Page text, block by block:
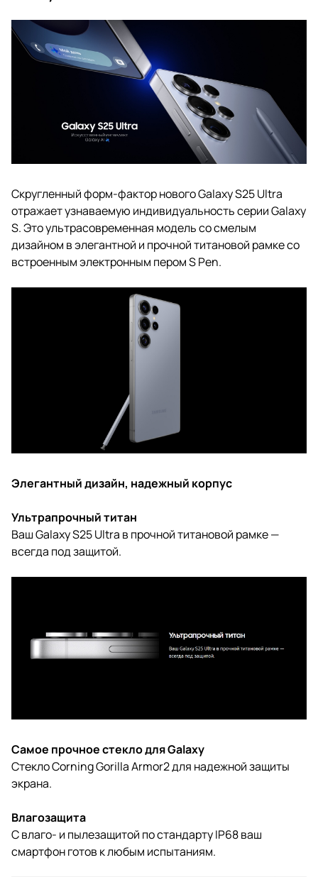
Скругленный форм-фактор нового Galaxy S25 Ultra
отражает узнаваемую индивидуальность серии Galaxy
S. Это ультрасовременная модель со смелым
дизайном в элегантной и прочной титановой рамке со
встроенным электронным пером S Pen.
Элегантный дизайн, надежный корпус
Ультрапрочный титан
Ваш Galaxy S25 Ultra в прочной титановой рамке —
всегда под защитой.
Самое прочное стекло для Galaxy
Стекло Corning Gorilla Armor2 для надежной защиты
экрана.
Влагозащита
С влаго- и пылезащитой по стандарту IP68 ваш
смартфон готов к любым испытаниям.